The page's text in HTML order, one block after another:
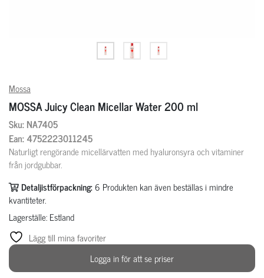
Mossa
MOSSA Juicy Clean Micellar Water 200 ml
Sku: NA7405
Ean: 4752223011245
Naturligt rengörande micellärvatten med hyaluronsyra och vitaminer
från jordgubbar.
Detaljistförpackning:6 Produkten kan även beställas i mindre
kvantiteter.
Lagerställe: Estland
Lägg till mina favoriter
Logga in för att se priser